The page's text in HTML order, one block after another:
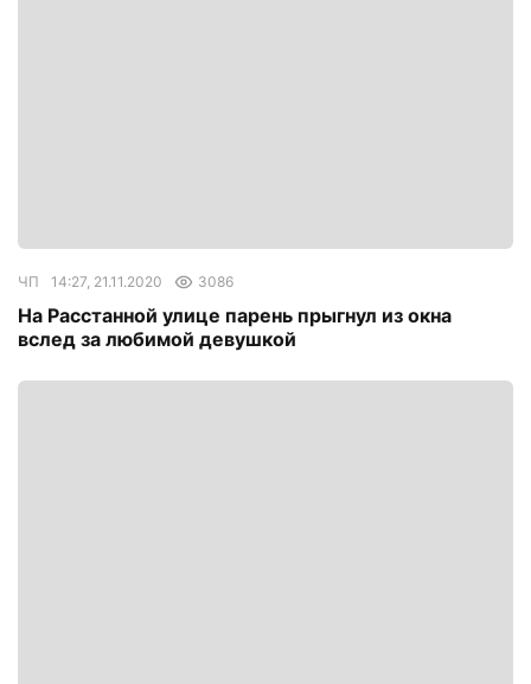
ЧП 14:27, 21.11.2020 3086
На Расстанной улице парень прыгнул из окна
вслед за любимой девушкой